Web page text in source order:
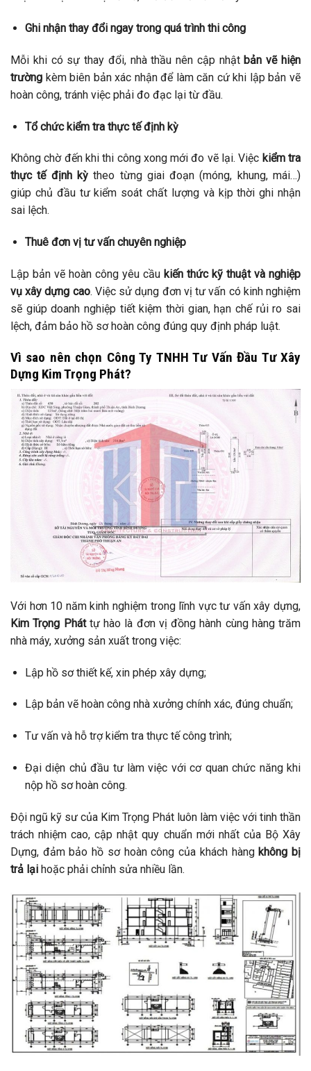
Ghi nhận thay đổi ngay trong quá trình thi công
Mỗi khi có sự thay đổi, nhà thầu nên cập nhậtbản vẽ hiện
trường kèm biên bản xác nhận để làm căn cứ khi lập bản vẽ
hoàn công, tránh việc phải đo đạc lại từ đầu.
Tổ chức kiểm tra thực tế định kỳ
Không chờ đến khi thi công xong mới đo vẽ lại. Việc kiểm tra
thực tế định kỳtheo từng giai đoạn (móng, khung, mái…)
giúp chủ đầu tư kiểm soát chất lượng và kịp thời ghi nhận
sai lệch.
Thuê đơn vị tư vấn chuyên nghiệp
Lập bản vẽ hoàn công yêu cầu kiến thức kỹ thuật và nghiệp
vụ xây dựng cao. Việc sử dụng đơn vị tư vấn có kinh nghiệm
sẽ giúp doanh nghiệp tiết kiệm thời gian, hạn chế rủi ro sai
lệch, đảm bảo hồ sơ hoàn công đúng quy định pháp luật.
Vì sao nên chọn Công Ty TNHH Tư Vấn Đầu Tư Xây
Dựng Kim Trọng Phát?
Với hơn 10 năm kinh nghiệm trong lĩnh vực tư vấn xây dựng,
Kim Trọng Pháttự hào là đơn vị đồng hành cùng hàng trăm
nhà máy, xưởng sản xuất trong việc:
Lập hồ sơ thiết kế, xin phép xây dựng;
Lập bản vẽ hoàn công nhà xưởng chính xác, đúng chuẩn;
Tư vấn và hỗ trợ kiểm tra thực tế công trình;
Đại diện chủ đầu tư làm việc với cơ quan chức năng khi
nộp hồ sơ hoàn công.
Đội ngũ kỹ sư của Kim Trọng Phát luôn làm việc với tinh thần
trách nhiệm cao, cập nhật quy chuẩn mới nhất của Bộ Xây
Dựng, đảm bảo hồ sơ hoàn công của khách hàngkhông bị
trả lại hoặc phải chỉnh sửa nhiều lần.